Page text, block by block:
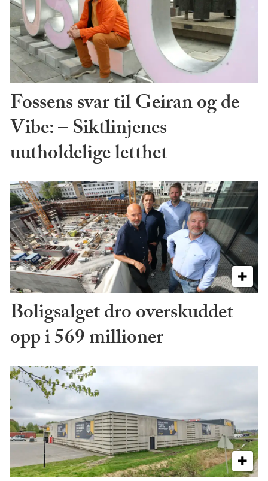
Fossens svar til Geiran og de
Vibe: – Siktlinjenes
uutholdelige letthet
Boligsalget dro overskuddet
opp i 569 millioner